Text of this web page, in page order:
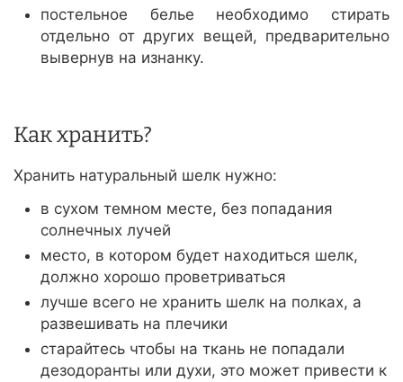
постельное белье необходимо стирать
отдельно от других вещей, предварительно
вывернув на изнанку.
Как хранить?
Хранить натуральный шелк нужно:
в сухом темном месте, без попадания
солнечных лучей
место, в котором будет находиться шелк,
должно хорошо проветриваться
лучше всего не хранить шелк на полках, а
развешивать на плечики
старайтесь чтобы на ткань не попадали
дезодоранты или духи, это может привести к